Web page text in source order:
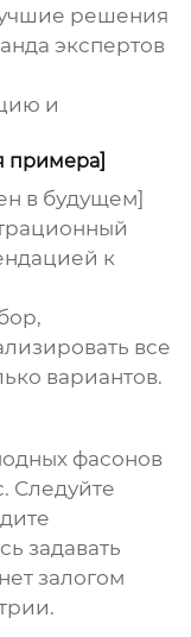
решения
экспертов
и
примера]
в будущем]
к
все
вариантов.
фасонов
Следуйте
задавать
залогом